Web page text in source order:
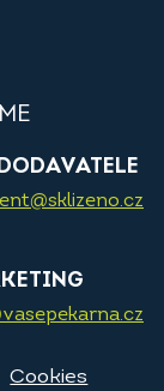
Cookies